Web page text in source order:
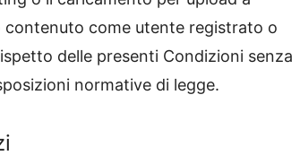
contenuto come utente registrato o
delle presenti Condizioni senza
normative di legge.